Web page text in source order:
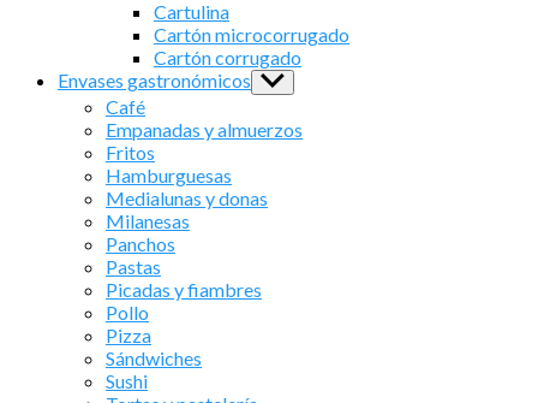
sub
menu
Cartulina
Cartón microcorrugado
Cartón corrugado
Envases gastronómicos Show
sub
Café
Empanadas y almuerzos
Fritos
Hamburguesas
Medialunas y donas
Milanesas
Panchos
Pastas
Picadas y fiambres
Pollo
Pizza
Sándwiches
Sushi